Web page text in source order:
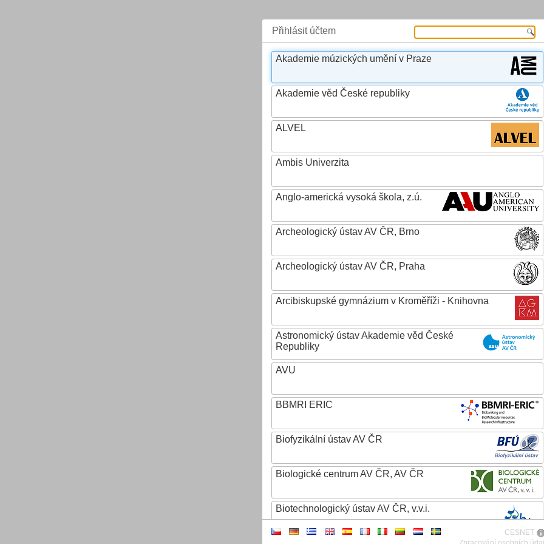
Přihlásit účtem
Akademie múzických umění v Praze
Akademie věd České republiky
ALVEL
Ambis Univerzita
Anglo-americká vysoká škola, z.ú.
Archeologický ústav AV ČR, Brno
Archeologický ústav AV ČR, Praha
Arcibiskupské gymnázium v Kroměříži - Knihovna
Astronomický ústav Akademie věd České
Republiky
AVU
BBMRI ERIC
Biofyzikální ústav AV ČR
Biologické centrum AV ČR, AV ČR
Biotechnologický ústav AV ČR, v.v.i.
CESNET